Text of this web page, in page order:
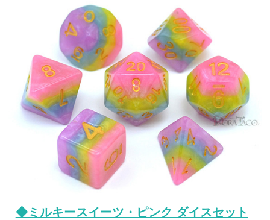
◆ミルキースイーツ・ピンク ダイスセット